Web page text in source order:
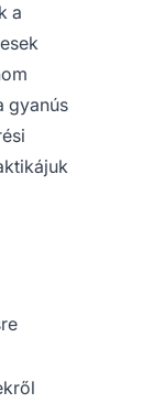
a
gyanús